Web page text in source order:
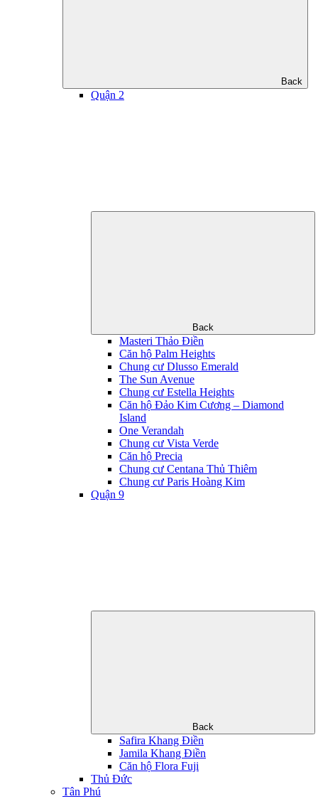
Back
Quận 2
Back
Masteri Thảo Điền
Căn hộ Palm Heights
Chung cư Dlusso Emerald
The Sun Avenue
Chung cư Estella Heights
Căn hộ Đảo Kim Cương – Diamond
Island
One Verandah
Chung cư Vista Verde
Căn hộ Precia
Chung cư Centana Thủ Thiêm
Chung cư Paris Hoàng Kim
Quận 9
Back
Safira Khang Điền
Jamila Khang Điền
Căn hộ Flora Fuji
Thủ Đức
Tân Phú